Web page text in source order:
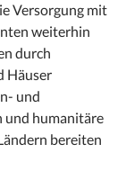
Versorgung mit
weiterhin
durch
Häuser
und
und humanitäre
bereiten